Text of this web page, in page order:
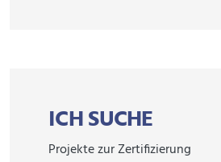
ICH SUCHE
Projekte zur Zertifizierung